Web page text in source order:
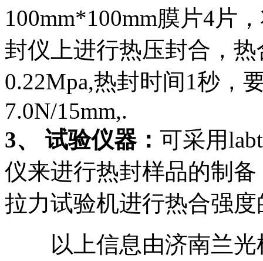
100mm*100mm膜片4片
封仪上进行热压封合，
0.22Mpa,热封时间1秒，
7.0N/15mm,.
3、 试验仪器： 可采用
仪来进行热封样品的制
拉力试验机进行热合强
以上信息由济南兰光